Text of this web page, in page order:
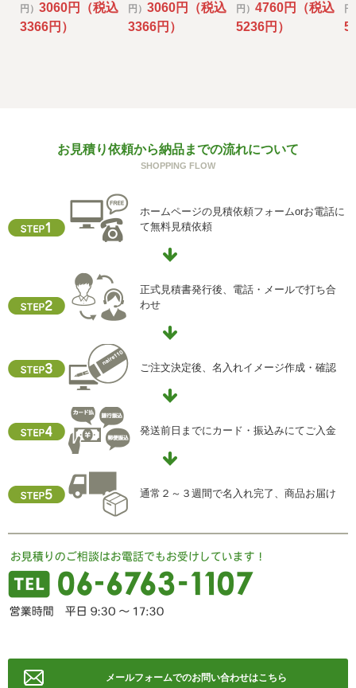
とがあります。
その場合には、当社において最善の考慮を行います。
ご本人からの求めにより、当社が保有する保有個人データ
に関する開示、利用目的の通知、内容の訂正・追加または
供記録の開示(以下、開示等という)に応じます。
開示等に応ずる窓口は、下記「当社の個人情報の取扱いに
関する苦情、相談等の問合せ先」を参照してください。
クッキーやウェブビーコン等を用いるなどして、本人が容
易に認識できない方法による個人情報の取得を行っており
ません。
i) 個人情報保護方針
当社ホームページの個人情報保護方針をご覧下さい
住所 ：大阪市中央区瓦屋町2-13-5
TEL ： 06-6763-5415
FAX ： 06-6763-0829
円） 3060円（税込
3366円）
円） 3060円（税込
3366円）
円） 4760円（税込
5236円）
お見積り依頼から納品までの流れについて
SHOPPING FLOW
ホームページの見積依頼フォームorお電話に
て無料見積依頼
正式見積書発行後、電話・メールで打ち合
わせ
ご注文決定後、名入れイメージ作成・確認
発送前日までにカード・振込みにてご入金
通常２～３週間で名入れ完了、商品お届け
メールフォームでのお問い合わせはこちら